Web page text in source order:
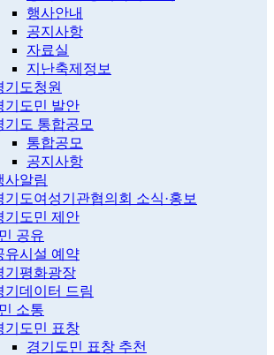
행사안내
공지사항
자료실
지난축제정보
기도청원
기도민 발안
기도 통합공모
통합공모
공지사항
사알림
기도여성기관협의회 소식·홍보
기도민 제안
공유
유시설 예약
기평화광장
기데이터 드림
소통
기도민 표창
경기도민 표창 추천